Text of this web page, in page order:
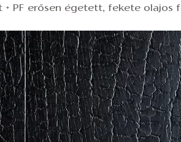
+ PF erősen égetett, fekete olajos